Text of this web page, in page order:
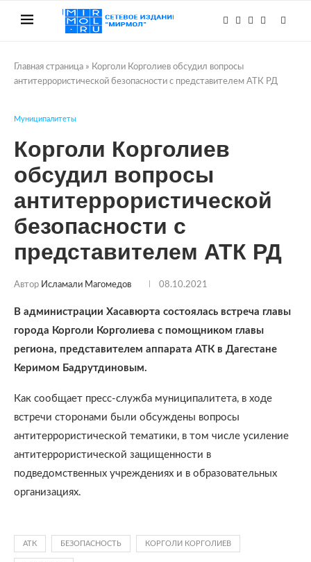
Главная страница » Корголи Корголиев обсудил вопросы
антитеррористической безопасности с представителем АТК РД
Муниципалитеты
Корголи Корголиев
обсудил вопросы
антитеррористической
безопасности с
представителем АТК РД
Автор Исламали Магомедов 08.10.2021
В администрации Хасавюрта состоялась встреча главы
города Корголи Корголиева с помощником главы
региона, представителем аппарата АТК в Дагестане
Керимом Бадрутдиновым.
Как сообщает пресс-служба муниципалитета, в ходе
встречи сторонами были обсуждены вопросы
антитеррористической тематики, в том числе усиление
антитеррористической защищенности в
подведомственных учреждениях и в образовательных
организациях.
АТК БЕЗОПАСНОСТЬ КОРГОЛИ КОРГОЛИЕВ